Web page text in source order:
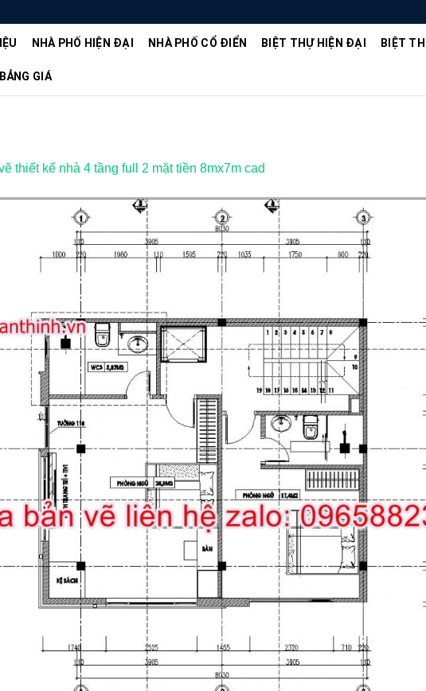
NHÀ PHỐ HIỆN ĐẠI NHÀ PHỐ CỔ ĐIỂN BIỆT THỰ HIỆN ĐẠI BIỆT
BẢNG GIÁ
thiết kế nhà 4 tầng full 2 mặt tiền 8mx7m cad